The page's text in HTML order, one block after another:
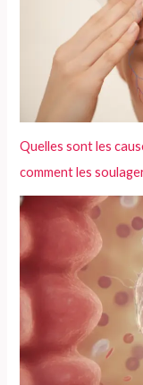
Quelles sont les
comment les